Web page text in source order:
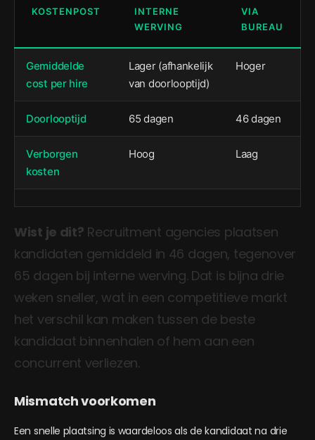
KOSTENPOST
INTERNE
WERVING
VIA
BUREAU
Gemiddelde
cost per hire
Lager (afhankelijk
van doorlooptijd)
Hoger
Doorlooptijd 65 dagen 46 dagen
Verborgen
kosten
Hoog Laag
Wist je dit? Recruitment agencies plaatsen
kandidaten gemiddeld in 46 dagen, tegenover
65 dagen bij interne werving. Dat is bijna drie
weken sneller, wat in een competitieve markt
het verschil kan maken tussen de beste
kandidaat binnenhalen of hem aan een
concurrent verliezen.
Mismatch voorkomen
Een snelle plaatsing is waardeloos als de kandidaat na drie